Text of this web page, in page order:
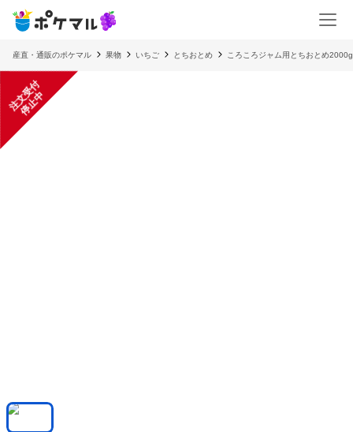
産直・通販のポケマル 果物 いちご とちおとめ ころころジャム用とちおとめ2000g
注
文
受
付
停
止
中